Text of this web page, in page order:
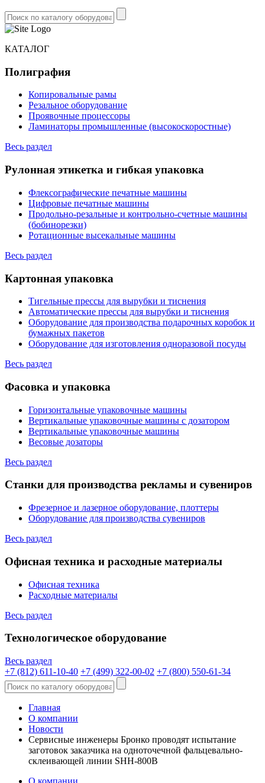
КАТАЛОГ
Полиграфия
Копировальные рамы
Резальное оборудование
Проявочные процессоры
Ламинаторы промышленные (высокоскоростные)
Весь раздел
Рулонная этикетка и гибкая упаковка
Флексографические печатные машины
Цифровые печатные машины
Продольно-резальные и контрольно-счетные машины
(бобинорезки)
Ротационные высекальные машины
Весь раздел
Картонная упаковка
Тигельные прессы для вырубки и тиснения
Автоматические прессы для вырубки и тиснения
Оборудование для производства подарочных коробок и
бумажных пакетов
Оборудование для изготовления одноразовой посуды
Весь раздел
Фасовка и упаковка
Горизонтальные упаковочные машины
Вертикальные упаковочные машины с дозатором
Вертикальные упаковочные машины
Весовые дозаторы
Весь раздел
Станки для производства рекламы и сувениров
Фрезерное и лазерное оборудование, плоттеры
Оборудование для производства сувениров
Весь раздел
Офисная техника и расходные материалы
Офисная техника
Расходные материалы
Весь раздел
Технологическое оборудование
Весь раздел
+7 (812) 611-10-40 +7 (499) 322-00-02 +7 (800) 550-61-34
Главная
О компании
Новости
Сервисные инженеры Бронко проводят испытание
заготовок заказчика на одноточечной фальцевально-
склеивающей линии SHH-800B
О компании